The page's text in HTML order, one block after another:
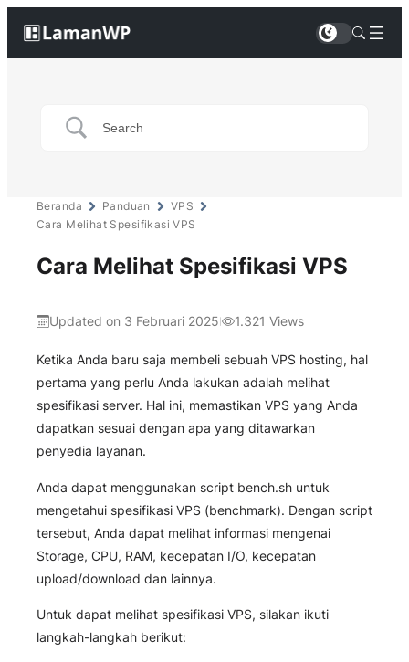
Beranda Panduan
VPS
Cara Melihat Spesifikasi VPS
Cara Melihat Spesifikasi VPS
Updated on 3 Februari 2025 1.321 Views
Ketika Anda baru saja membeli sebuah VPS hosting, hal
pertama yang perlu Anda lakukan adalah melihat
spesifikasi server. Hal ini, memastikan VPS yang Anda
dapatkan sesuai dengan apa yang ditawarkan
penyedia layanan.
Anda dapat menggunakan script bench.sh untuk
mengetahui spesifikasi VPS (benchmark). Dengan script
tersebut, Anda dapat melihat informasi mengenai
Storage, CPU, RAM, kecepatan I/O, kecepatan
upload/download dan lainnya.
Untuk dapat melihat spesifikasi VPS, silakan ikuti
langkah-langkah berikut: